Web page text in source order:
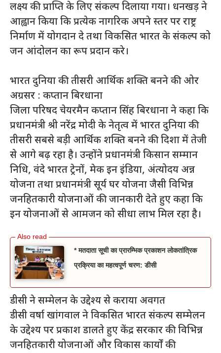
लक्ष्य की प्राप्ति के लिए संकल्प दिलाया गया। धनखड़ ने
आह्वान किया कि प्रत्येक नागरिक अपने स्तर पर राष्ट्र
निर्माण में योगदान दे तथा विकसित भारत के संकल्प को
जन आंदोलन का रूप प्रदान करे।
भारत दुनिया की तीसरी आर्थिक शक्ति बनने की ओर
अग्रसर : कप्तान बिरधाना
जिला परिषद चेयरमैन कप्तान सिंह बिरधाना ने कहा कि
प्रधानमंत्री श्री नरेंद्र मोदी के नेतृत्व में भारत दुनिया की
तीसरी सबसे बड़ी आर्थिक शक्ति बनने की दिशा में तेजी
से आगे बढ़ रहा है। उन्होंने प्रधानमंत्री किसान सम्मान
निधि, वंदे भारत ट्रेनों, मेक इन इंडिया, अंत्योदय अन्न
योजना तथा प्रधानमंत्री सूर्य घर योजना जैसी विभिन्न
जनहितकारी योजनाओं की जानकारी देते हुए कहा कि
इन योजनाओं से आमजन को सीधा लाभ मिल रहा है।
* मतदाता सूची का प्रारम्भिक प्रकाशन लोकतांत्रिक
प्रक्रिया का महत्वपूर्ण चरण: डीसी
डीसी ने सम्मेलन के उद्देश्य से कराया अवगत
डीसी वर्षा खांगवाल ने विकसित भारत संकल्प सम्मेलन
के उद्देश्य पर प्रकाश डालते हुए केंद्र सरकार की विभिन्न
जनहितकारी योजनाओं और विकास कार्यों की